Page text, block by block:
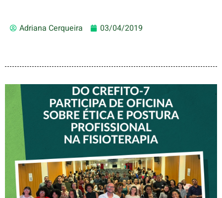
Adriana Cerqueira 03/04/2019
VICE-PRESIDENTE DO
CREFITO-7 PARTICIPA DE
OFICINA SOBRE ÉTICA E
POSTURA PROFISSIONAL
NA FISIOTERAPIA